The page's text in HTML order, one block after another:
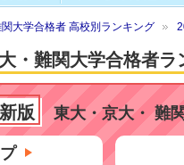
大学合格者 高校別ランキング
・難関大学合格者ラ
版 東大・京大・ 難